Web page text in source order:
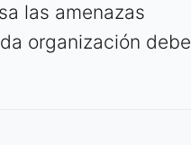
las amenazas
organización debe